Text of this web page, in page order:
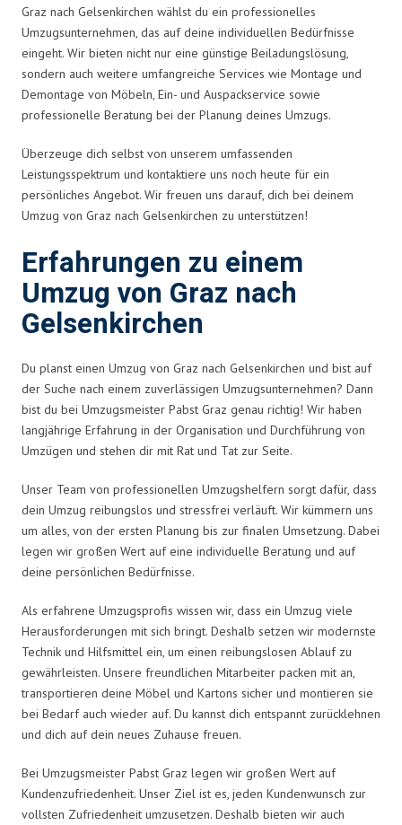
Graz nach Gelsenkirchen wählst du ein professionelles
Umzugsunternehmen, das auf deine individuellen Bedürfnisse
eingeht. Wir bieten nicht nur eine günstige Beiladungslösung,
sondern auch weitere umfangreiche Services wie Montage und
Demontage von Möbeln, Ein- und Auspackservice sowie
professionelle Beratung bei der Planung deines Umzugs.
Überzeuge dich selbst von unserem umfassenden
Leistungsspektrum und kontaktiere uns noch heute für ein
persönliches Angebot. Wir freuen uns darauf, dich bei deinem
Umzug von Graz nach Gelsenkirchen zu unterstützen!
Erfahrungen zu einem
Umzug von Graz nach
Gelsenkirchen
Du planst einen Umzug von Graz nach Gelsenkirchen und bist auf
der Suche nach einem zuverlässigen Umzugsunternehmen? Dann
bist du bei Umzugsmeister Pabst Graz genau richtig! Wir haben
langjährige Erfahrung in der Organisation und Durchführung von
Umzügen und stehen dir mit Rat und Tat zur Seite.
Unser Team von professionellen Umzugshelfern sorgt dafür, dass
dein Umzug reibungslos und stressfrei verläuft. Wir kümmern uns
um alles, von der ersten Planung bis zur finalen Umsetzung. Dabei
legen wir großen Wert auf eine individuelle Beratung und auf
deine persönlichen Bedürfnisse.
Als erfahrene Umzugsprofis wissen wir, dass ein Umzug viele
Herausforderungen mit sich bringt. Deshalb setzen wir modernste
Technik und Hilfsmittel ein, um einen reibungslosen Ablauf zu
gewährleisten. Unsere freundlichen Mitarbeiter packen mit an,
transportieren deine Möbel und Kartons sicher und montieren sie
bei Bedarf auch wieder auf. Du kannst dich entspannt zurücklehnen
und dich auf dein neues Zuhause freuen.
Bei Umzugsmeister Pabst Graz legen wir großen Wert auf
Kundenzufriedenheit. Unser Ziel ist es, jeden Kundenwunsch zur
vollsten Zufriedenheit umzusetzen. Deshalb bieten wir auch